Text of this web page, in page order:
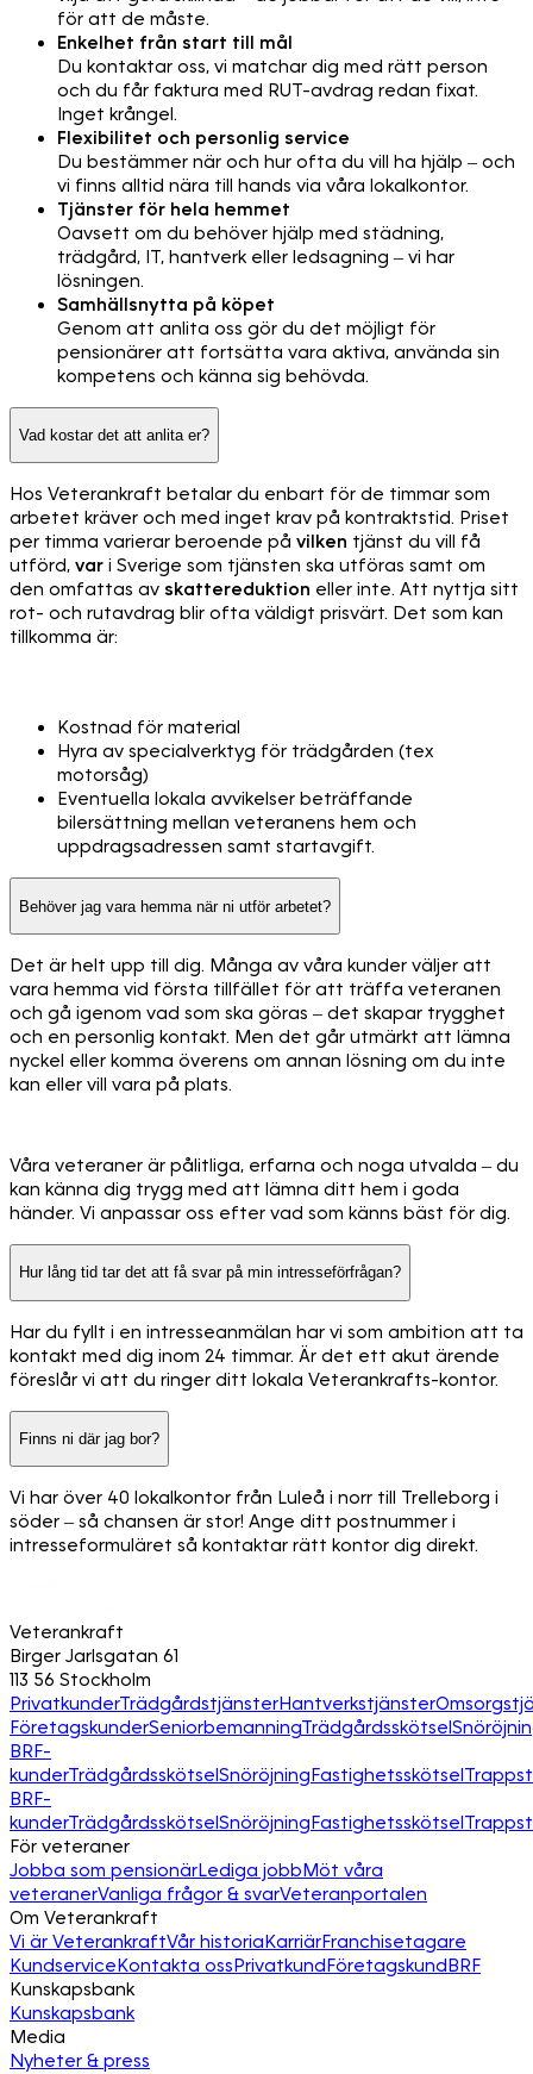
för att de måste.
Enkelhet från start till mål
Du kontaktar oss, vi matchar dig med rätt person
och du får faktura med RUT-avdrag redan fixat.
Inget krångel.
Flexibilitet och personlig service
Du bestämmer när och hur ofta du vill ha hjälp – och
vi finns alltid nära till hands via våra lokalkontor.
Tjänster för hela hemmet
Oavsett om du behöver hjälp med städning,
trädgård, IT, hantverk eller ledsagning – vi har
lösningen.
Samhällsnytta på köpet
Genom att anlita oss gör du det möjligt för
pensionärer att fortsätta vara aktiva, använda sin
kompetens och känna sig behövda.
Vad kostar det att anlita er?
Hos Veterankraft betalar du enbart för de timmar som
arbetet kräver och med inget krav på kontraktstid. Priset
per timma varierar beroende på vilken tjänst du vill få
utförd, var i Sverige som tjänsten ska utföras samt om
den omfattas av skattereduktion eller inte. Att nyttja sitt
rot- och rutavdrag blir ofta väldigt prisvärt. Det som kan
tillkomma är:
Kostnad för material
Hyra av specialverktyg för trädgården (tex
motorsåg)
Eventuella lokala avvikelser beträffande
bilersättning mellan veteranens hem och
uppdragsadressen samt startavgift.
Behöver jag vara hemma när ni utför arbetet?
Det är helt upp till dig. Många av våra kunder väljer att
vara hemma vid första tillfället för att träffa veteranen
och gå igenom vad som ska göras – det skapar trygghet
och en personlig kontakt. Men det går utmärkt att lämna
nyckel eller komma överens om annan lösning om du inte
kan eller vill vara på plats.
Våra veteraner är pålitliga, erfarna och noga utvalda – du
kan känna dig trygg med att lämna ditt hem i goda
händer. Vi anpassar oss efter vad som känns bäst för dig.
Hur lång tid tar det att få svar på min intresseförfrågan?
Har du fyllt i en intresseanmälan har vi som ambition att ta
kontakt med dig inom 24 timmar. Är det ett akut ärende
föreslår vi att du ringer ditt lokala Veterankrafts-kontor.
Finns ni där jag bor?
Vi har över 40 lokalkontor från Luleå i norr till Trelleborg i
söder – så chansen är stor! Ange ditt postnummer i
intresseformuläret så kontaktar rätt kontor dig direkt.
Veterankraft
Birger Jarlsgatan 61
113 56 Stockholm
PrivatkunderTrädgårdstjänsterHantverkstjänster
FöretagskunderSeniorbemanningTrädgårdsskötsel
BRF-
kunderTrädgårdsskötsel Snöröjning Fastighetsskötsel
BRF-
kunderTrädgårdsskötsel Snöröjning Fastighetsskötsel
För veteraner
Jobba som pensionärLediga jobb Möt våra
veteranerVanliga frågor & svarVeteranportalen
Om Veterankraft
Vi är VeterankraftVår historia KarriärFranchisetagare
Kundservice Kontakta oss Privatkund Företagskund BRF
Kunskapsbank
Kunskapsbank
Media
Nyheter & press